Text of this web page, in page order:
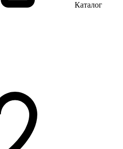
Каталог